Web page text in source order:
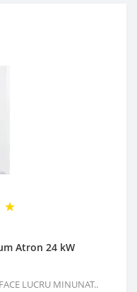
Atron 24 kW
LUCRU MINUNAT..